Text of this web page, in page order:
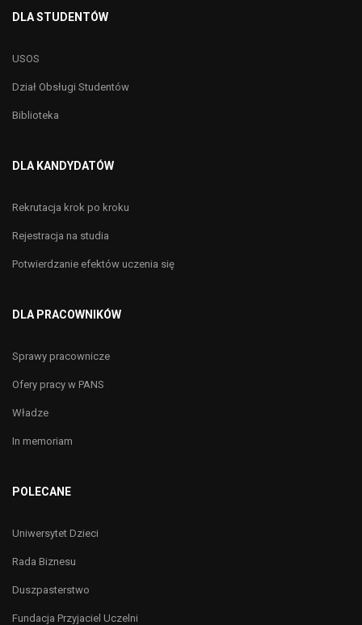
DLA STUDENTÓW
USOS
Dział Obsługi Studentów
Biblioteka
DLA KANDYDATÓW
Rekrutacja krok po kroku
Rejestracja na studia
Potwierdzanie efektów uczenia się
DLA PRACOWNIKÓW
Sprawy pracownicze
Ofery pracy w PANS
Władze
In memoriam
POLECANE
Uniwersytet Dzieci
Rada Biznesu
Duszpasterstwo
Fundacja Przyjaciel Uczelni